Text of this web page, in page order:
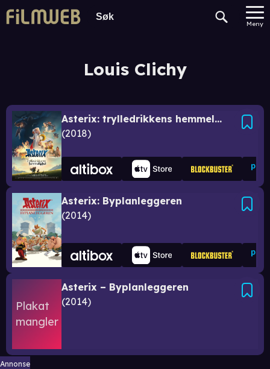
Meny
Louis Clichy
Asterix: trylledrikkens hemmelighet
2018
Asterix: Byplanleggeren
2014
Asterix – Byplanleggeren
2014
Annonse